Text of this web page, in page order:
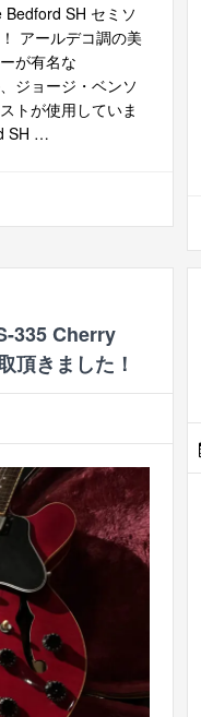
Bedford SH セミソ
アールデコ調の美
が有名な
ジョージ・ベンソ
トが使用していま
SH …
335 Cherry
頂きました！